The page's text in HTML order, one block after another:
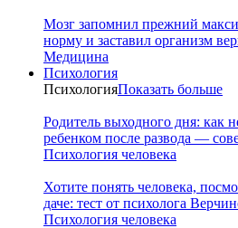
Мозг запомнил прежний
норму и заставил организм
Медицина
Психология
ПсихологияПоказать больше
Родитель выходного дня: как
ребенком после развода —
Психология человека
Хотите понять человека,
даче: тест от психолога
Психология человека